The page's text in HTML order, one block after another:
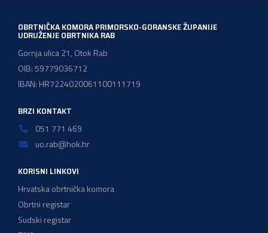
OBRTNIČKA KOMORA PRIMORSKO-GORANSKE ŽUPANIJE
UDRUŽENJE OBRTNIKA RAB
Gornja ulica 21, Otok Rab
OIB: 59779036712
IBAN: HR7224020061100111719
BRZI KONTAKT
051 771 469
uo.rab@hok.hr
KORISNI LINKOVI
Hrvatska obrtnička komora
Obrtni registar
Sudski registar